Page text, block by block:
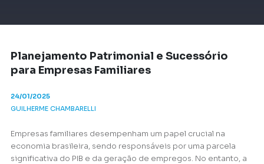
Planejamento Patrimonial e Sucessório
para Empresas Familiares
24/01/2025
GUILHERME CHAMBARELLI
Empresas familiares desempenham um papel crucial na
economia brasileira, sendo responsáveis por uma parcela
significativa do PIB e da geração de empregos. No entanto, a